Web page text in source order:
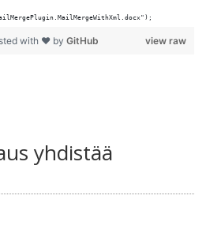
view raw
with ❤ by GitHub
yhdistää